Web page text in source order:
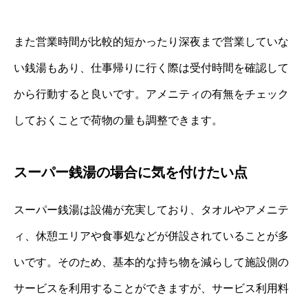
また営業時間が比較的短かったり深夜まで営業していな
い銭湯もあり、仕事帰りに行く際は受付時間を確認して
から行動すると良いです。アメニティの有無をチェック
しておくことで荷物の量も調整できます。
スーパー銭湯の場合に気を付けたい点
スーパー銭湯は設備が充実しており、タオルやアメニテ
ィ、休憩エリアや食事処などが併設されていることが多
いです。そのため、基本的な持ち物を減らして施設側の
サービスを利用することができますが、サービス利用料